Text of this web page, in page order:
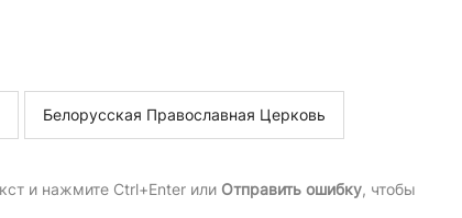
Белорусская Православная Церковь
и нажмите Ctrl+Enter или Отправить ошибку, чтобы